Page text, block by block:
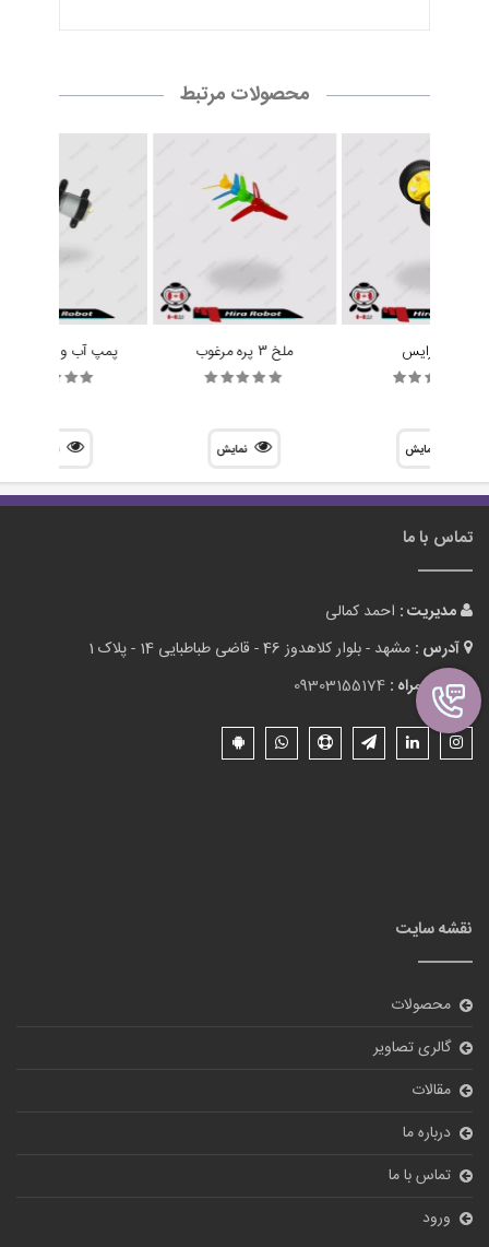
محصولات مرتبط
چرخ رایس
نمایش
ملخ 3 پره مرغوب
نمایش
پمپ آب و هوا R385
تماس با ما
مدیریت : احمد کمالی
آدرس : مشهد - بلوار کلاهدوز 46 - قاضی طباطبایی 14 - پلاک 1
تلفن همراه : 09303155174
نقشه سایت
محصولات
گالری تصاویر
مقالات
درباره ما
تماس با ما
ورود